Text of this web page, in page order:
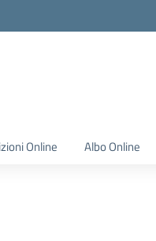
Online Albo Online